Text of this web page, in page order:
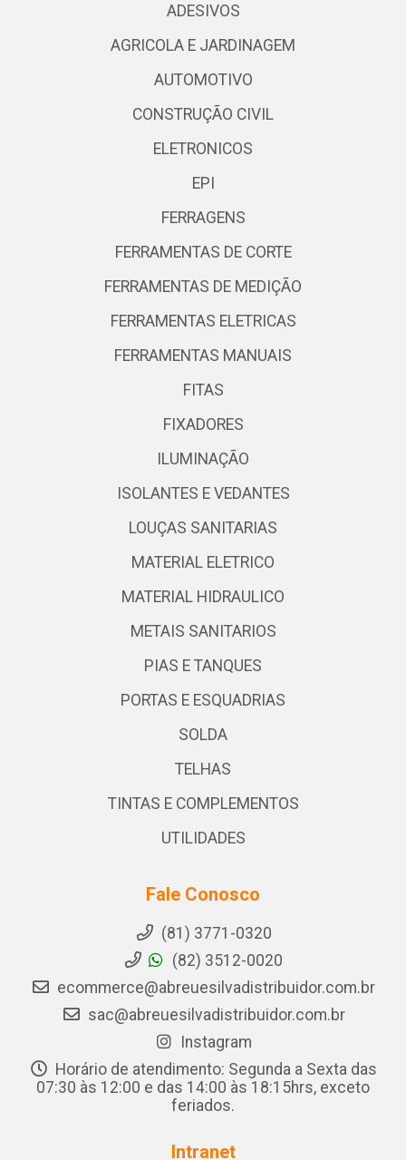
ADESIVOS
AGRICOLA E JARDINAGEM
AUTOMOTIVO
CONSTRUÇÃO CIVIL
ELETRONICOS
EPI
FERRAGENS
FERRAMENTAS DE CORTE
FERRAMENTAS DE MEDIÇÃO
FERRAMENTAS ELETRICAS
FERRAMENTAS MANUAIS
FITAS
FIXADORES
ILUMINAÇÃO
ISOLANTES E VEDANTES
LOUÇAS SANITARIAS
MATERIAL ELETRICO
MATERIAL HIDRAULICO
METAIS SANITARIOS
PIAS E TANQUES
PORTAS E ESQUADRIAS
SOLDA
TELHAS
TINTAS E COMPLEMENTOS
UTILIDADES
Fale Conosco
(81) 3771-0320
(82) 3512-0020
ecommerce@abreuesilvadistribuidor.com.br
sac@abreuesilvadistribuidor.com.br
Instagram
Horário de atendimento: Segunda a Sexta das
07:30 às 12:00 e das 14:00 às 18:15hrs, exceto
feriados.
Intranet